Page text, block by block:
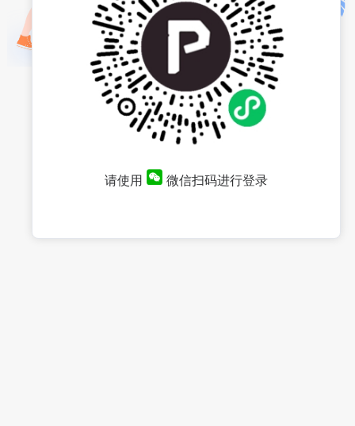
请使用 微信扫码进行登录